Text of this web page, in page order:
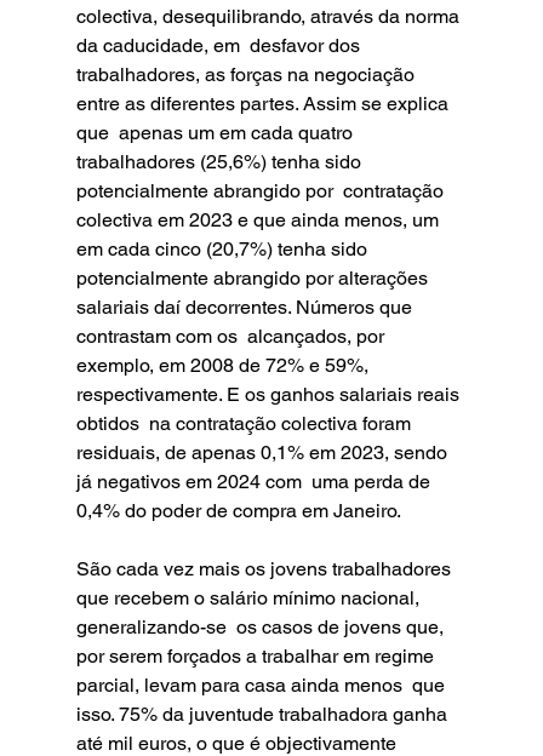
colectiva, desequilibrando, através da norma
da caducidade, em  desfavor dos
trabalhadores, as forças na negociação
entre as diferentes partes. Assim se explica
que  apenas um em cada quatro
trabalhadores (25,6%) tenha sido
potencialmente abrangido por  contratação
colectiva em 2023 e que ainda menos, um
em cada cinco (20,7%) tenha sido
potencialmente abrangido por alterações
salariais daí decorrentes. Números que
contrastam com os  alcançados, por
exemplo, em 2008 de 72% e 59%,
respectivamente. E os ganhos salariais reais
obtidos  na contratação colectiva foram
residuais, de apenas 0,1% em 2023, sendo
já negativos em 2024 com  uma perda de
0,4% do poder de compra em Janeiro.
São cada vez mais os jovens trabalhadores
que recebem o salário mínimo nacional,
generalizando-se  os casos de jovens que,
por serem forçados a trabalhar em regime
parcial, levam para casa ainda menos  que
isso. 75% da juventude trabalhadora ganha
até mil euros, o que é objectivamente